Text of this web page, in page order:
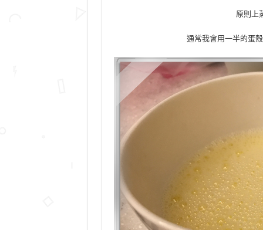
原則上
通常我會用一半的蛋